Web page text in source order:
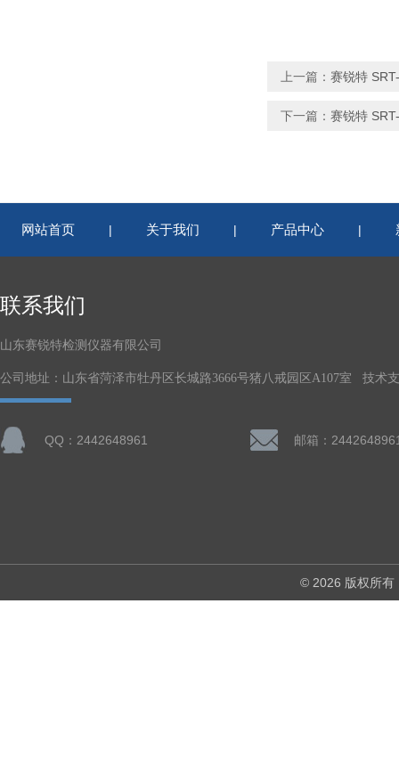
上一篇： 赛锐特
下一篇： 赛锐特
网站首页 | 关于我们 | 产品中心 |
联系我们
山东赛锐特检测仪器有限公司
公司地址：山东省菏泽市牡丹区长城路3666号猪八戒园区A107室 技术
QQ：2442648961 邮箱：
© 2026 版权所